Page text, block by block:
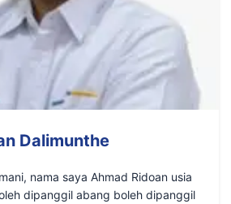
Dalimunthe
nama saya Ahmad Ridoan usia
dipanggil abang boleh dipanggil